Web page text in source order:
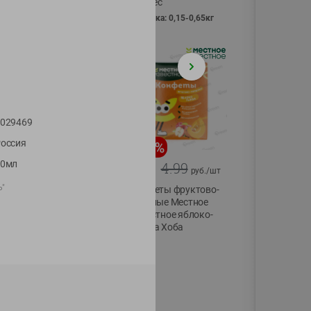
фасовка: 0,15-0,65кг
-13
5.99
%
4.99 руб./шт
Конфеты фруктово-
ягодные Местное
известное яблоко-
тыква Хоба